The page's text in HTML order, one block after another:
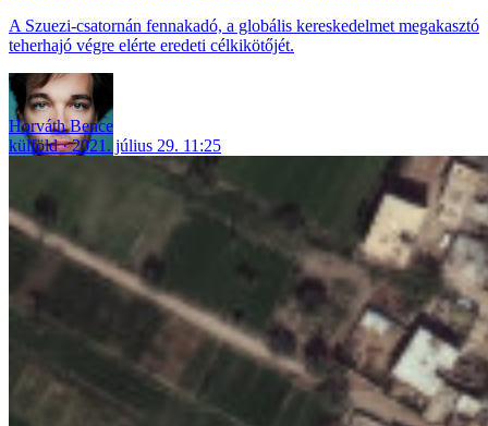
A Szuezi-csatornán fennakadó, a globális kereskedelmet megakasztó
teherhajó végre elérte eredeti célkikötőjét.
Horváth Bence
külföld
2021. július 29. 11:25